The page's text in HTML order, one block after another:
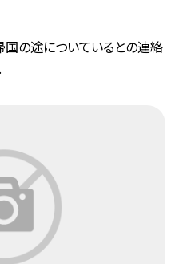
国の途についているとの連絡